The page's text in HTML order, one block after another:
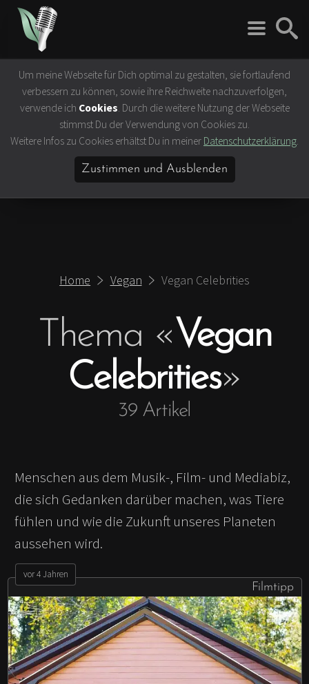
Rock 'n' Roll
Interviews
Konzerte
Vegan
Tierrechte
Klima- &
Umweltschutz
Ernährung &
Gesundheit
Antifaschismus und
Feminismus
Fair Fashion & Beauty
Slow Travel
Skandinavien
Britische Inseln
Fernweh
Buch kaufen
Um meine Webseite für Dich optimal zu gestalten, sie fortlaufend
verbessern zu können, sowie ihre Reichweite nachzuverfolgen,
verwende ich Cookies . Durch die weitere Nutzung der Webseite
stimmst Du der Verwendung von Cookies zu.
Weitere Infos zu Cookies erhältst Du in meiner Datenschutzerklärung
Zustimmen und Ausblenden
Home Vegan Vegan Celebrities
Thema «Vegan
Celebrities»
39Artikel
Menschen aus dem Musik-, Film- und Mediabiz,
die sich Gedanken darüber machen, was Tiere
fühlen und wie die Zukunft unseres Planeten
aussehen wird.
vor 4 Jahren
Filmtipp